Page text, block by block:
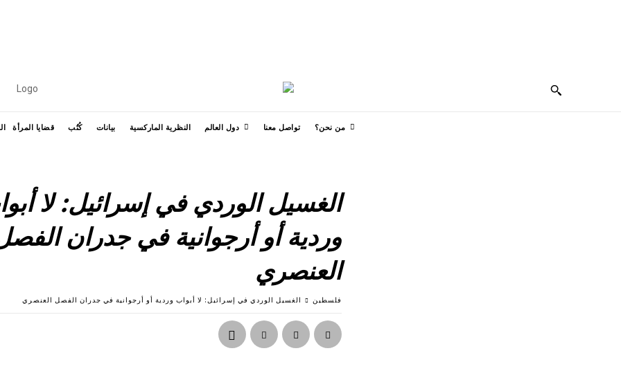
من نحن؟ تواصل معنا دول العالم النظرية الماركسية بيانات كُتُب قضايا المرأة
الغسيل الوردي في إسرائيل: لا
وردية أو أرجوانية في جدران
العنصري
فلسطين الغسيل الوردي في إسرائيل: لا أبواب وردية أو أرجوانية في جدران الفصل العنصري